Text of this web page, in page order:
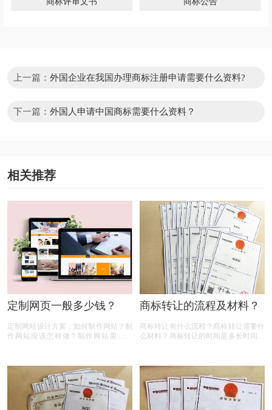
上一篇： 外国企业在我国办理商标注册申请需要什么资料?
下一篇： 外国人申请中国商标需要什么资料？
相关推荐
定制网页一般多少钱？
定制网站设计方案：如何制作网站？制
作网站应该怎样做？制作网站需要什
问，那么下面有商标设计注册小文整理
的一些内容，一起来看看:
商标转让的流程及材料？
商标转让有什么流程？商标转让需要什
么材料？商标转让的时间是多长时间？